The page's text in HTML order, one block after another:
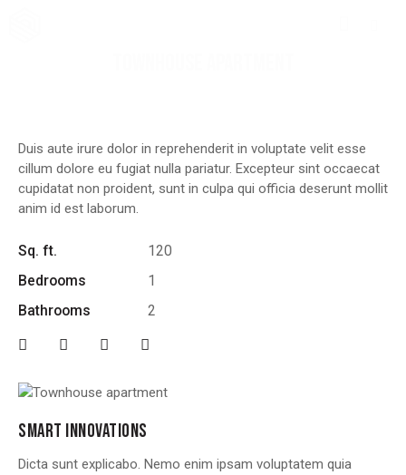
Duis aute irure dolor in reprehenderit in voluptate velit esse
cillum dolore eu fugiat nulla pariatur. Excepteur sint occaecat
cupidatat non proident, sunt in culpa qui officia deserunt mollit
anim id est laborum.
Sq. ft.
120
Bedrooms
1
Bathrooms
2
SMART INNOVATIONS
Dicta sunt explicabo. Nemo enim ipsam voluptatem quia